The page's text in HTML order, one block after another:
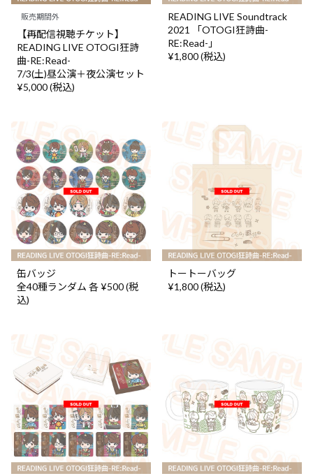
販売期間外
【再配信視聴チケット】
READING LIVE OTOGI狂詩
曲-RE:Read-
7/3(土)昼公演＋夜公演セット
¥5,000 (税込)
READING LIVE Soundtrack
2021 「OTOGI狂詩曲-
RE:Read-」
¥1,800 (税込)
缶バッジ
全40種ランダム 各 ¥500 (税
込)
トートーバッグ
¥1,800 (税込)